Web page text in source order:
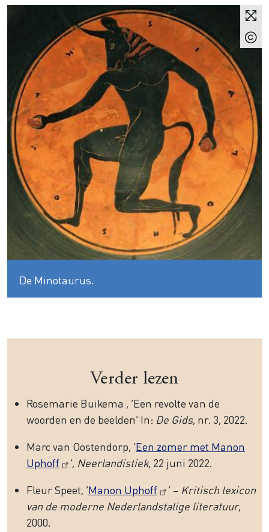
De Minotaurus.
Verder lezen
Rosemarie Buikema , ‘Een revolte van de
woorden en de beelden’ In: De Gids, nr. 3, 2022.
Marc van Oostendorp, ‘Een zomer met Manon
Uphoff
’, Neerlandistiek, 22 juni 2022.
Fleur Speet, ‘Manon Uphoff ’ – Kritisch lexicon
van de moderne Nederlandstalige literatuur,
2000.